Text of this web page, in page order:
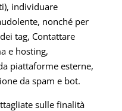
individuare
nonché per
tag, Contattare
e hosting,
piattaforme esterne,
da spam e bot.
sulle finalità